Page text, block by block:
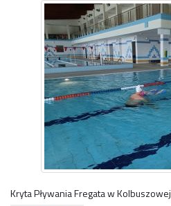
Kryta Pływania Fregata w Kolbuszowej